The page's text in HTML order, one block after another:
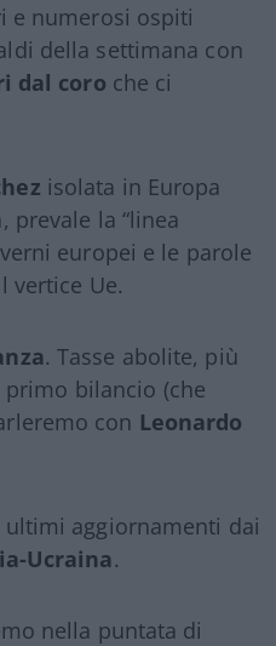
e numerosi ospiti
della settimana con
dal coro che ci
isolata in Europa
prevale la “linea
europei e le parole
vertice Ue.
. Tasse abolite, più
bilancio (che
con Leonardo
ultimi aggiornamenti dai
Ucraina.
nella puntata di